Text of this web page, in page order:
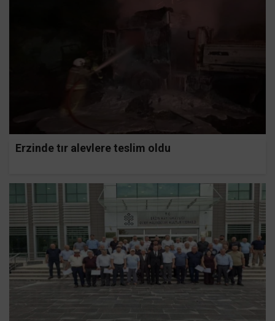
Erzinde tır alevlere teslim oldu